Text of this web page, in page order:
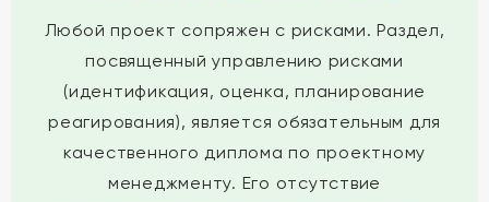
Любой проект сопряжен с рисками. Раздел,
посвященный управлению рисками
(идентификация, оценка, планирование
реагирования), является обязательным для
качественного диплома по проектному
менеджменту. Его отсутствие